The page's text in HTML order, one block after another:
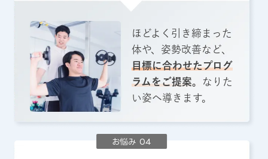
ほどよく引き締まった
体や、姿勢改善など、
目標に合わせたプログ
ラムをご提案。
なりた
い姿へ導きます。
お悩み 04